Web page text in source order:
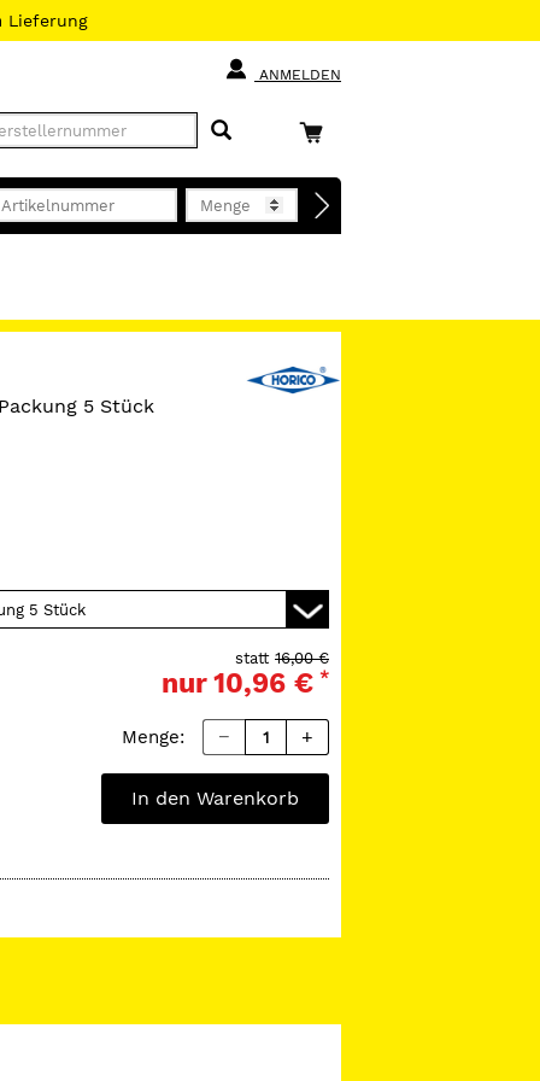
Lieferung
ANMELDEN
5 Stück
16,00 €
statt
nur10,96 € *
Menge:
In den Warenkorb